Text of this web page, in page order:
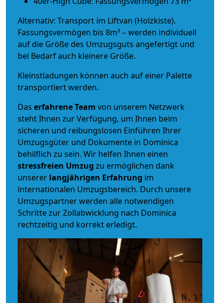
Alternativ: Transport im Liftvan (Holzkiste).
Fassungsvermögen bis 8m³ – werden individuell
auf die Größe des Umzugsguts angefertigt und
bei Bedarf auch kleinere Größe.
Kleinstladungen können auch auf einer Palette
transportiert werden.
Das erfahrene Team von unserem Netzwerk
steht Ihnen zur Verfügung, um Ihnen beim
sicheren und reibungslosen Einführen Ihrer
Umzugsgüter und Dokumente in Dominica
behilflich zu sein. Wir helfen Ihnen einen
stressfreien Umzug zu ermöglichen dank
unserer langjährigen Erfahrung im
internationalen Umzugsbereich. Durch unsere
Umzugspartner werden alle notwendigen
Schritte zur Zollabwicklung nach Dominica
rechtzeitig und korrekt erledigt.